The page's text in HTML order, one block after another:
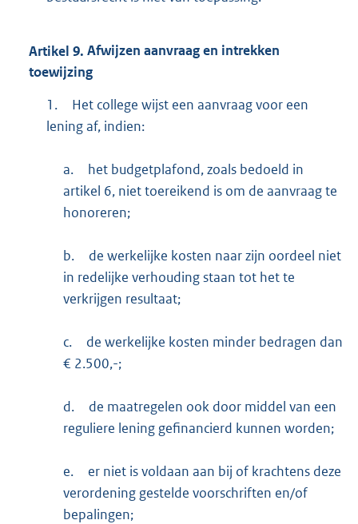
Artikel 9. Afwijzen aanvraag en intrekken
toewijzing
1.
Het college wijst een aanvraag voor een
lening af, indien:
a.
het budgetplafond, zoals bedoeld in
artikel 6, niet toereikend is om de aanvraag te
honoreren;
b.
de werkelijke kosten naar zijn oordeel niet
in redelijke verhouding staan tot het te
verkrijgen resultaat;
c.
de werkelijke kosten minder bedragen dan
€ 2.500,-;
d.
de maatregelen ook door middel van een
reguliere lening gefinancierd kunnen worden;
e.
er niet is voldaan aan bij of krachtens deze
verordening gestelde voorschriften en/of
bepalingen;